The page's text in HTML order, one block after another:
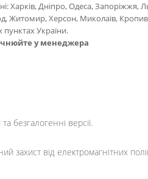
Харків, Дніпро, Одеса, Запоріжжя,
Житомир, Херсон, Миколаїв,
України.
у менеджера
безгалогенні версії.
захист від електромагнітних